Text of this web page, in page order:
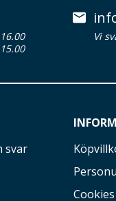
Vi
svar
Cookies